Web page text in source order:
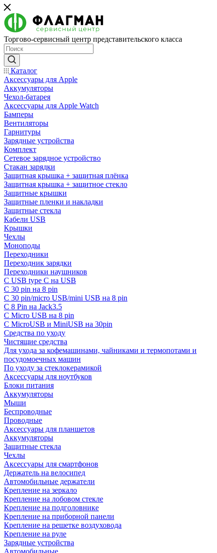
Торгово-сервисный центр представительского класса
Каталог
Аксессуары для Apple
Аккумуляторы
Чехол-батарея
Аксессуары для Apple Watch
Бамперы
Вентиляторы
Гарнитуры
Зарядные устройства
Комплект
Сетевое зарядное устройство
Стакан зарядки
Защитная крышка + защитная плёнка
Защитная крышка + защитное стекло
Защитные крышки
Защитные пленки и накладки
Защитные стекла
Кабели USB
Крышки
Чехлы
Моноподы
Переходники
Переходник зарядки
Переходники наушников
С USB type C на USB
С 30 pin на 8 pin
С 30 pin/micro USB/mini USB на 8 pin
С 8 Pin на Jack3.5
С Micro USB на 8 pin
С MicroUSB и MiniUSB на 30pin
Средства по уходу
Чистящие средства
Для ухода за кофемашинами, чайниками и термопотами и
посудомоечных машин
По уходу за стеклокерамикой
Аксессуары для ноутбуков
Блоки питания
Аккумуляторы
Мыши
Беспроводные
Проводные
Аксессуары для планшетов
Аккумуляторы
Защитные стекла
Чехлы
Аксессуары для смартфонов
Держатель на велосипед
Автомобильные держатели
Крепление на зеркало
Крепление на лобовом стекле
Крепление на подголовнике
Крепление на приборной панели
Крепление на решетке воздуховода
Крепление на руле
Зарядные устройства
Автомобильные